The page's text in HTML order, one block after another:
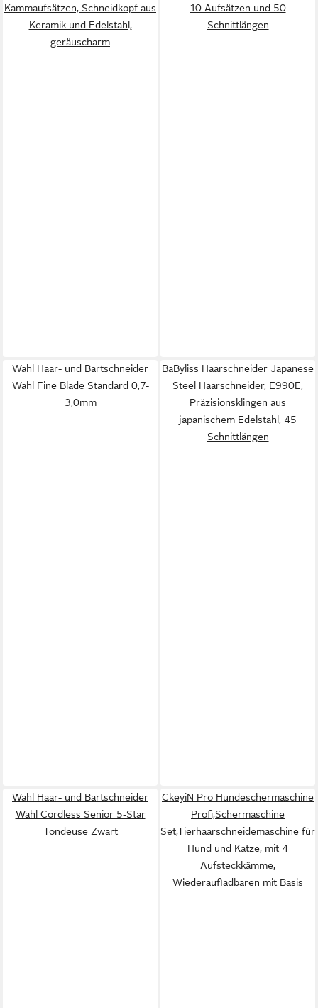
Kammaufsätzen, Schneidkopf aus
Keramik und Edelstahl,
geräuscharm
10 Aufsätzen und 50
Schnittlängen
Wahl Haar- und Bartschneider
Wahl Fine Blade Standard 0,7-
3,0mm
BaByliss Haarschneider Japanese
Steel Haarschneider, E990E,
Präzisionsklingen aus
japanischem Edelstahl, 45
Schnittlängen
Wahl Haar- und Bartschneider
Wahl Cordless Senior 5-Star
Tondeuse Zwart
CkeyiN Pro Hundeschermaschine
Profi,Schermaschine
Set,Tierhaarschneidemaschine für
Hund und Katze, mit 4
Aufsteckkämme,
Wiederaufladbaren mit Basis